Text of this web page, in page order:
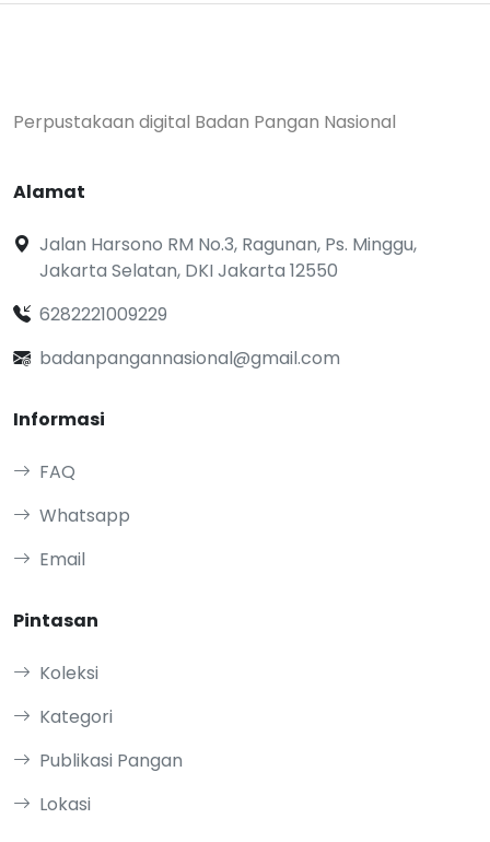
Perpustakaan digital Badan Pangan Nasional
Alamat
Jalan Harsono RM No.3, Ragunan, Ps. Minggu,
Jakarta Selatan, DKI Jakarta 12550
6282221009229
badanpangannasional@gmail.com
Informasi
FAQ
Whatsapp
Email
Pintasan
Koleksi
Kategori
Publikasi Pangan
Lokasi